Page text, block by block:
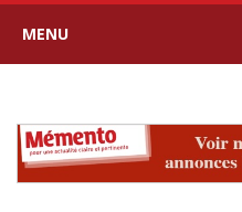
MENU